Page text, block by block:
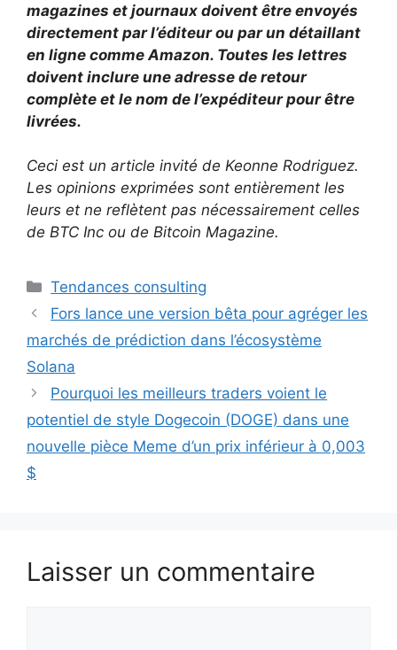
magazines et journaux doivent être envoyés
directement par l’éditeur ou par un détaillant
en ligne comme Amazon. Toutes les lettres
doivent inclure une adresse de retour
complète et le nom de l’expéditeur pour être
livrées.
Ceci est un article invité de Keonne Rodriguez.
Les opinions exprimées sont entièrement les
leurs et ne reflètent pas nécessairement celles
de BTC Inc ou de Bitcoin Magazine.
Catégories
Tendances consulting
Fors lance une version bêta pour agréger les
marchés de prédiction dans l’écosystème
Solana
Pourquoi les meilleurs traders voient le
potentiel de style Dogecoin (DOGE) dans une
nouvelle pièce Meme d’un prix inférieur à 0,003
$
Laisser un commentaire